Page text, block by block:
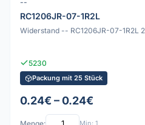
--
RC1206JR-07-1R2L
Widerstand -- RC1206JR-07-1R2L
5230
Packung mit 25 Stück
0.24€ – 0.24€
Min: 1